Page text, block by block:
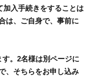
加入手続きをすることは
は、ご自身で、事前に
。2名様は別ページに
、そちらをお申し込み